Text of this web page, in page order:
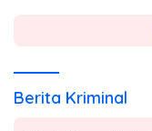
Berita Kriminal